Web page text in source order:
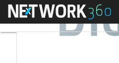
Menu